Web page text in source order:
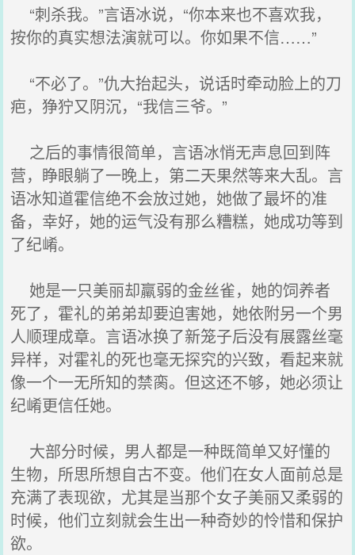
“刺杀我。”言语冰说，“你本来也不喜欢我，
按你的真实想法演就可以。你如果不信……”
“不必了。”仇大抬起头，说话时牵动脸上的刀
疤，狰狞又阴沉，“我信三爷。”
之后的事情很简单，言语冰悄无声息回到阵
营，睁眼躺了一晚上，第二天果然等来大乱。言
语冰知道霍信绝不会放过她，她做了最坏的准
备，幸好，她的运气没有那么糟糕，她成功等到
了纪崤。
她是一只美丽却羸弱的金丝雀，她的饲养者
死了，霍礼的弟弟却要迫害她，她依附另一个男
人顺理成章。言语冰换了新笼子后没有展露丝毫
异样，对霍礼的死也毫无探究的兴致，看起来就
像一个一无所知的禁脔。但这还不够，她必须让
纪崤更信任她。
大部分时候，男人都是一种既简单又好懂的
生物，所思所想自古不变。他们在女人面前总是
充满了表现欲，尤其是当那个女子美丽又柔弱的
时候，他们立刻就会生出一种奇妙的怜惜和保护
欲。